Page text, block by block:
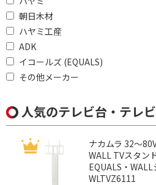
朝日木材
ハヤミ工産
ADK
イコールズ (EQUALS)
その他メーカー
人気のテレビ台・テレ
ナカムラ 32～
WALL TVスタン
EQUALS・
WLTVZ6111